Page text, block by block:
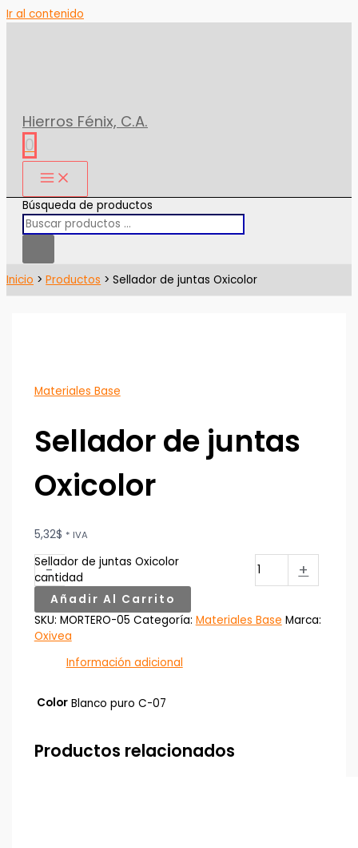
Ir al contenido
Hierros Fénix, C.A.
0
Búsqueda de productos
Inicio Productos Sellador de juntas Oxicolor
Materiales Base
Sellador de juntas
Oxicolor
5,32$ * IVA
-
Sellador de juntas Oxicolor
cantidad
+
Añadir Al Carrito
SKU: MORTERO-05 Categoría: Materiales Base Marca:
Oxivea
Información adicional
Color Blanco puro C-07
Productos relacionados